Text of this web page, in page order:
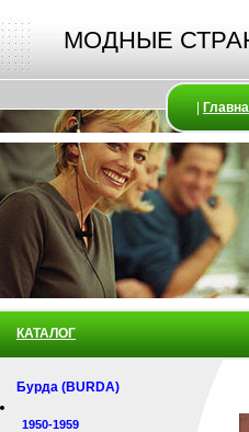
МОДНЫЕ
КАТАЛОГ
Бурда (BURDA)
1950-1959